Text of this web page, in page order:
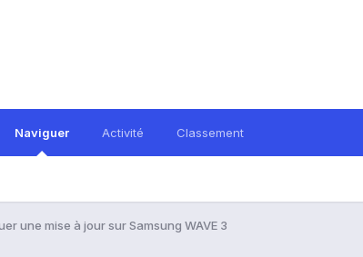
Naviguer Activité Classement
une mise à jour sur Samsung WAVE 3